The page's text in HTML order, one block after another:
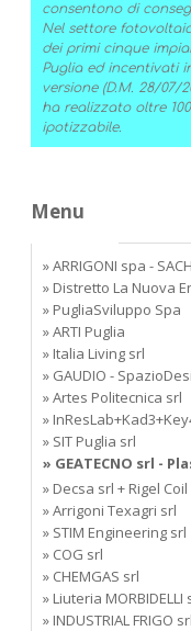
consentono di
Nel settore
dei primi cinque
Puglia ed incentivati
versione (D.M. 28/07/
ha realizzato oltre
ipotizzabile.
Menu
» ARRIGONI spa -
» Distretto La Nuova
» PugliaSviluppo Spa
» ARTI Puglia
» Italia Living srl
» GAUDIO -
» Artes Politecnica srl
»
» SIT Puglia srl
» GEATECNO srl -
» Decsa srl + Rigel
» Arrigoni Texagri srl
» STIM Engineering srl
» COG srl
» CHEMGAS srl
» Liuteria MORBIDELLI
» INDUSTRIAL FRIGO srl